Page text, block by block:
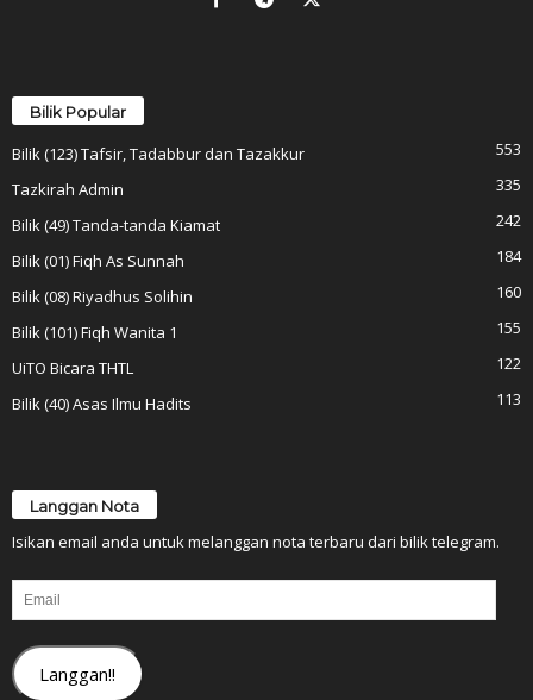
Bilik Popular
Bilik (123) Tafsir, Tadabbur dan Tazakkur
553
Tazkirah Admin
335
Bilik (49) Tanda-tanda Kiamat
242
Bilik (01) Fiqh As Sunnah
184
Bilik (08) Riyadhus Solihin
160
Bilik (101) Fiqh Wanita 1
155
UiTO Bicara THTL
122
Bilik (40) Asas Ilmu Hadits
113
Langgan Nota
Isikan email anda untuk melanggan nota terbaru dari bilik telegram.
Email
Langgan!!